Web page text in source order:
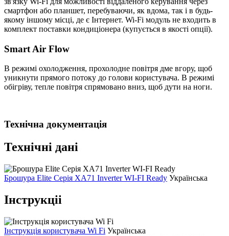
смартфон або планшет, перебуваючи, як вдома, так і в будь-
якому іншому місці, де є Інтернет. Wi-Fi модуль не входить в
комплект поставки кондиціонера (купується в якості опції).
Smart Air Flow
В режимі охолодження, прохолодне повітря дме вгору, щоб
уникнути прямого потоку до голови користувача. В режимі
обігріву, тепле повітря спрямовано вниз, щоб дути на ноги.
Технічна документація
Технічні дані
Брошура Elite Серія XA71 Inverter WI-FI Ready Українська
Інструкціі
Інструкція користувача Wi Fi Українська